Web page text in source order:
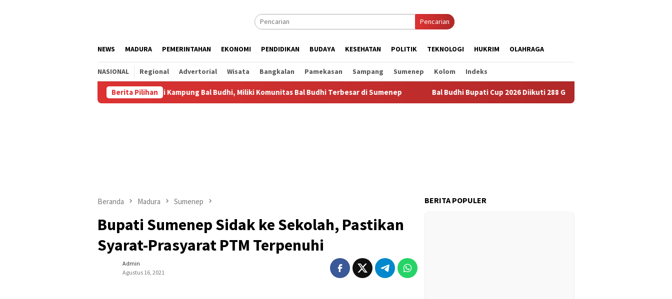
Pencarian
NEWS MADURA PEMERINTAHAN EKONOMI PENDIDIKAN BUDAYA KESEHATAN POLITIK TEKNOLOGI HUKRIM OLAHRAGA
NASIONAL Regional Advertorial Wisata Bangkalan Pamekasan Sampang Sumenep Kolom Indeks
Berita Pilihan
Kalianget Resmi Jadi Kampung Bal Budhi, Miliki Komunitas Bal Budhi Terbesar di Sumenep Bal Budhi Bupati Cup 2026 Diikuti 288 Grup, Jadi Ajang Lestarikan Budaya dan
Beranda Madura Sumenep
Bupati Sumenep Sidak ke Sekolah, Pastikan
Syarat-Prasyarat PTM Terpenuhi
Admin
Agustus 16, 2021
BERITA POPULER